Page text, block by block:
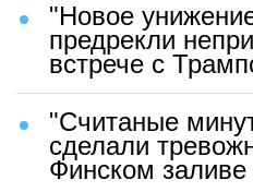
"Новое
предрекли
встрече с
"Считаные
сделали
Финском заливе